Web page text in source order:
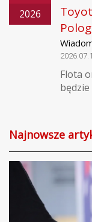
2026
Flota
będzie
Najnowsze